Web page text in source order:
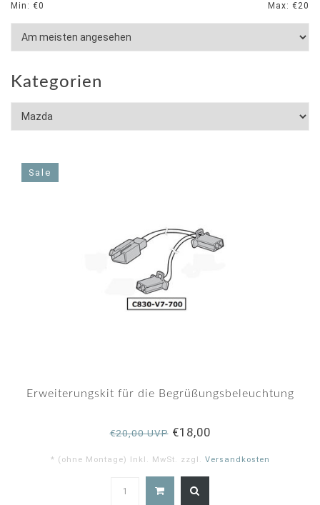
Min: €0 Max: €20
Kategorien
Sale
Erweiterungskit für die Begrüßungsbeleuchtung
€20,00 UVP€18,00
* (ohne Montage) Inkl. MwSt. zzgl. Versandkosten